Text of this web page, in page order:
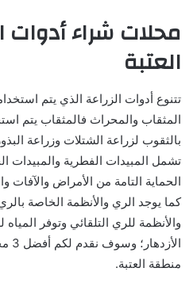
محلات شراء أدوات
العتبة
تتنوع أدوات الزراعة الذي يتم
المثقاب والمحراث فالمثقاب يتم
بالثقوب لزراعة الشتلات وزراعة
تشمل المبيدات الفطرية والمبيدات
الحماية التامة من الأمراض والآفات
كما يوجد الري والأنظمة الخاصة
والأنظمة للري التلقائي وتوفر
منطقة العتبة.